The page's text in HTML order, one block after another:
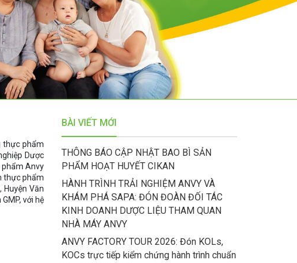
thực phẩm
Dược
phẩm Anvy
thực phẩm
Văn
với hệ
BÀI VIẾT MỚI
THÔNG BÁO CẬP NHẬT BAO BÌ SẢN
PHẨM HOẠT HUYẾT CIKAN
HÀNH TRÌNH TRẢI NGHIỆM ANVY VÀ
KHÁM PHÁ SAPA: ĐÓN ĐOÀN ĐỐI TÁC
KINH DOANH DƯỢC LIỆU THAM QUAN
NHÀ MÁY ANVY
ANVY FACTORY TOUR 2026: Đón KOLs,
KOCs trực tiếp kiểm chứng hành trình chuẩn